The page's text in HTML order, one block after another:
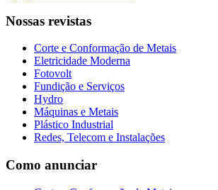
Nossas revistas
Corte e Conformação de Metais
Eletricidade Moderna
Fotovolt
Fundição e Serviços
Hydro
Máquinas e Metais
Plástico Industrial
Redes, Telecom e Instalações
Como anunciar